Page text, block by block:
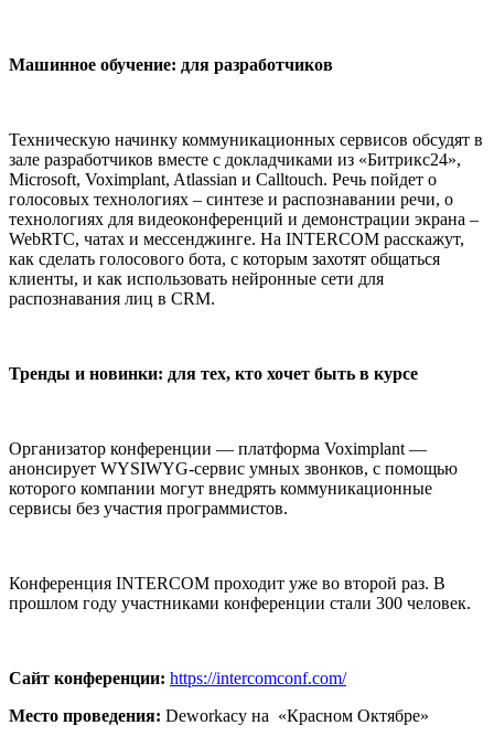
Машинное обучение: для разработчиков
Техническую начинку коммуникационных сервисов обсудят в
зале разработчиков вместе с докладчиками из «Битрикс24»,
Microsoft, Voximplant, Atlassian и Calltouch. Речь пойдет о
голосовых технологиях – синтезе и распознавании речи, о
технологиях для видеоконференций и демонстрации экрана –
WebRTC, чатах и мессенджинге. На INTERCOM расскажут,
как сделать голосового бота, с которым захотят общаться
клиенты, и как использовать нейронные сети для
распознавания лиц в CRM.
Тренды и новинки: для тех, кто хочет быть в курсе
Организатор конференции — платформа Voximplant —
анонсирует WYSIWYG-сервис умных звонков, с помощью
которого компании могут внедрять коммуникационные
сервисы без участия программистов.
Конференция INTERCOM проходит уже во второй раз. В
прошлом году участниками конференции стали 300 человек.
Сайт конференции: https://intercomconf.com/
Место проведения: Deworkacy на «Красном Октябре»